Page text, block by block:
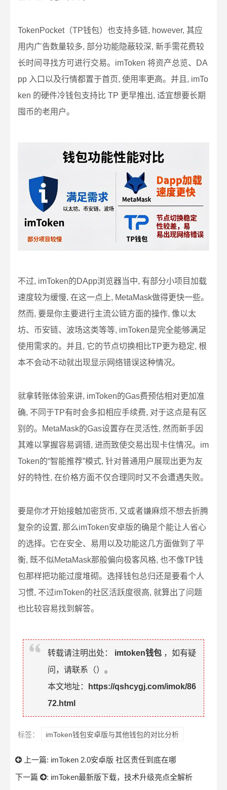
TokenPocket（TP钱包）也支持多链, however, 其应
用内广告数量较多, 部分功能隐蔽较深, 新手需花费较
长时间寻找方可进行交易。imToken 将资产总览、DA
pp 入口以及行情都置于首页, 使用率更高。并且, imTo
ken 的硬件冷钱包支持比 TP 更早推出, 适宜想要长期
囤币的老用户。
不过, imToken的DApp浏览器当中, 有部分小项目加载
速度较为缓慢, 在这一点上, MetaMask做得更快一些。
然而, 要是你主要进行主流公链方面的操作, 像以太
坊、币安链、波场这类等等, imToken是完全能够满足
使用需求的。并且, 它的节点切换相比TP更为稳定, 根
本不会动不动就出现显示网络错误这种情况。
就拿转账体验来讲, imToken的Gas费预估相对更加准
确, 不同于TP有时会多扣相应手续费, 对于这点是有区
别的。MetaMask的Gas设置存在灵活性, 然而新手因
其难以掌握容易调错, 进而致使交易出现卡住情况。im
Token的“智能推荐”模式, 针对普通用户展现出更为友
好的特性, 在价格方面不仅合理同时又不会遭遇失败。
要是你才开始接触加密货币, 又或者嫌麻烦不想去折腾
复杂的设置, 那么imToken安卓版的确是个能让人省心
的选择。它在安全、易用以及功能这几方面做到了平
衡, 既不似MetaMask那般偏向极客风格, 也不像TP钱
包那样把功能过度堆砌。选择钱包总归还是要看个人
习惯, 不过imToken的社区活跃度很高, 就算出了问题
也比较容易找到解答。
转载请注明出处： imtoken钱包 ，如有疑
问，请联系（）。
本文地址：
https://qshcygj.com/imok/86
72.html
标签： imToken钱包安卓版与其他钱包的对比分析
上一篇: imToken 2.0安卓版 社区责任到底在哪
下一篇
: imToken最新版下载，技术升级亮点全解析